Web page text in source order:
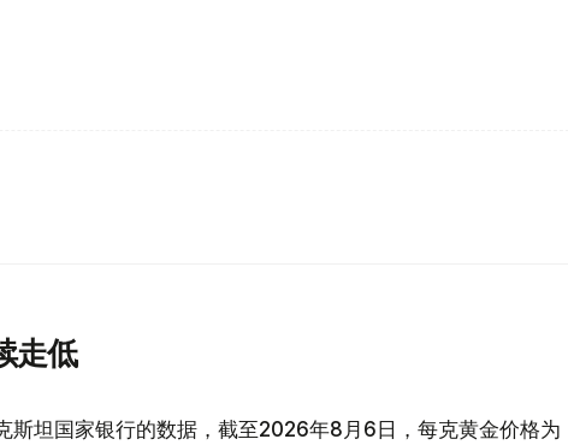
走低
斯坦国家银行的数据，截至2026年8月6日，每克黄金价格为